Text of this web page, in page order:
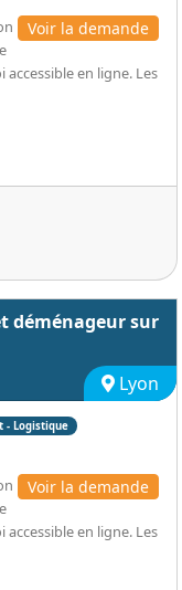
Voir la demande
en ligne. Les
déménageur sur
Lyon
- Logistique
Voir la demande
en ligne. Les